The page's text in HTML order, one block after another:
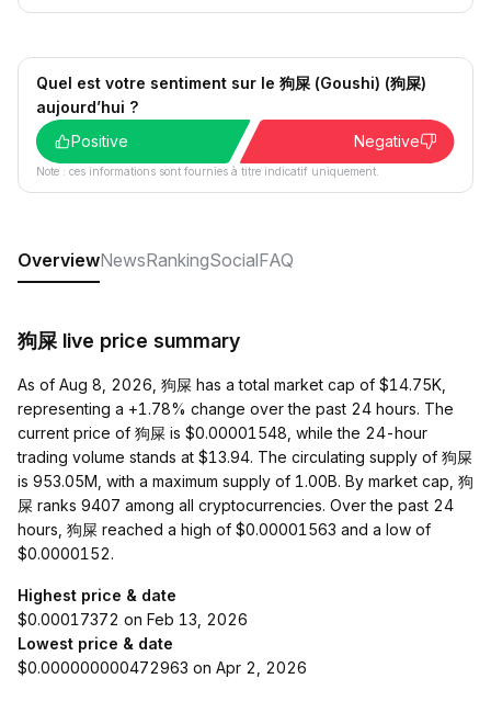
Quel est votre sentiment sur le 狗屎 (Goushi) (狗屎)
aujourd’hui ?
Positive
Negative
Note : ces informations sont fournies à titre indicatif uniquement.
OverviewNewsRankingSocialFAQ
狗屎 live price summary
As of Aug 8, 2026, 狗屎 has a total market cap of $14.75K,
representing a +1.78% change over the past 24 hours. The
current price of 狗屎 is $0.00001548, while the 24-hour
trading volume stands at $13.94. The circulating supply of 狗屎
is 953.05M, with a maximum supply of 1.00B. By market cap, 狗
屎 ranks 9407 among all cryptocurrencies. Over the past 24
hours, 狗屎 reached a high of $0.00001563 and a low of
$0.0000152.
Highest price & date
$0.00017372 on Feb 13, 2026
Lowest price & date
$0.000000000472963 on Apr 2, 2026